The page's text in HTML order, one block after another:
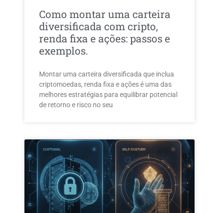
Como montar uma carteira
diversificada com cripto,
renda fixa e ações: passos e
exemplos.
Montar uma carteira diversificada que inclua
criptomoedas, renda fixa e ações é uma das
melhores estratégias para equilibrar potencial
de retorno e risco no seu